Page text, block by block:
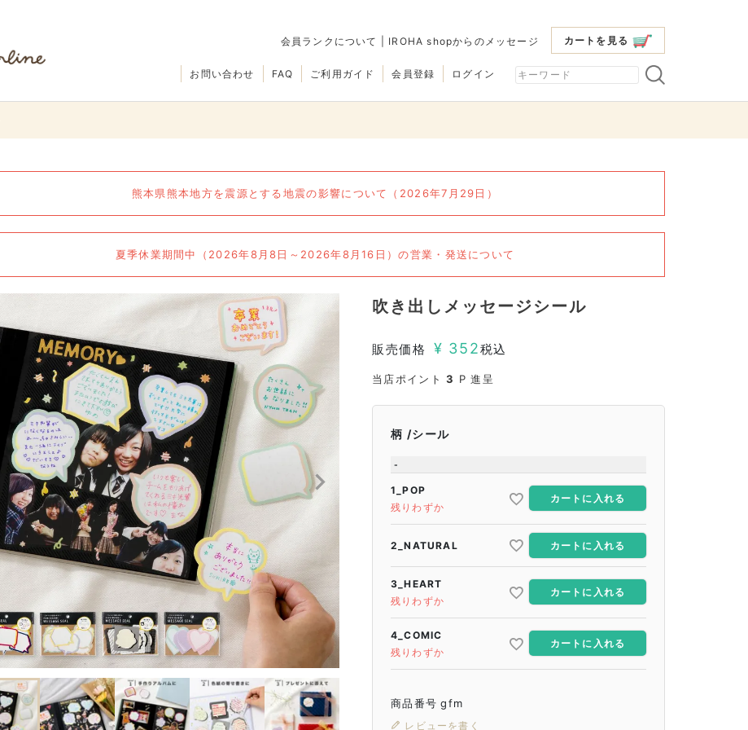
カートを見る
会員ランクについて IROHA shopからのメッセージ
会員登録 ログイン
ご利用ガイド
FAQ
お問い合わせ
熊本県熊本地方を震源とする地震の影響について（2026年7月29日）
夏季休業期間中（2026年8月8日～2026年8月16日）の営業・発送について
吹き出しメッセージシール
販売価格 ¥ 352税込
当店ポイント 3 P 進呈
柄 シール
-
1_POP
残りわずか
カートに入れる
2_NATURAL カートに入れる
3_HEART
残りわずか
カートに入れる
4_COMIC
残りわずか
カートに入れる
商品番号 gfm
レビューを書く